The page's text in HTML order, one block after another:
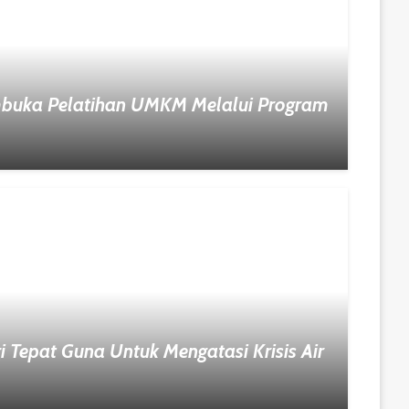
Pelatihan UMKM Melalui Program
Guna Untuk Mengatasi Krisis Air